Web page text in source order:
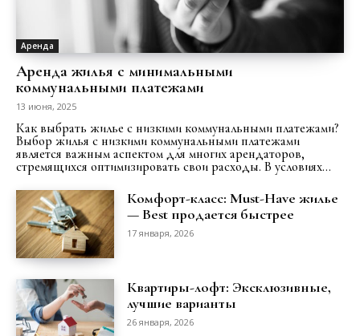
Аренда
Аренда жилья с минимальными
коммунальными платежами
13 июня, 2025
Как выбрать жилье с низкими коммунальными платежами?
Выбор жилья с низкими коммунальными платежами
является важным аспектом для многих арендаторов,
стремящихся оптимизировать свои расходы. В условиях...
Комфорт-класс: Must-Have жилье
— Best продается быстрее
17 января, 2026
Квартиры-лофт: Эксклюзивные,
лучшие варианты
26 января, 2026